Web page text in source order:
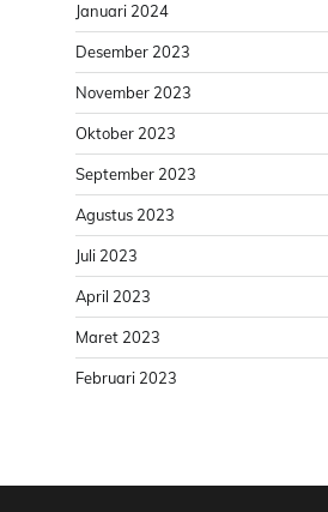
Januari 2024
Desember 2023
November 2023
Oktober 2023
September 2023
Agustus 2023
Juli 2023
April 2023
Maret 2023
Februari 2023